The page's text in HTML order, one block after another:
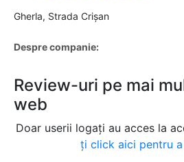
Gherla, Strada Crișan
Despre companie:
Review-uri pe mai
web
Doar userii logați au acces la
ți click aici pentru